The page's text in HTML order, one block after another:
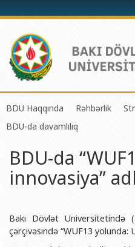
BDU Haqqında
BDU-nun tarixi
BDU-nun Missiya və Strateji
BDU-nun İnkişaf Proqramı
BDU-nun üzv olduğu
BDU-nun qrant layihələri
Rəhbərlik
Prorektorlar
Elmi Şura
Həmkarlar
Tədris
BDU-da davamlılıq
BDU-da
innovasiya”
Bakı Dövlət Universitetində
çərçivəsində “WUF13 yolunda: